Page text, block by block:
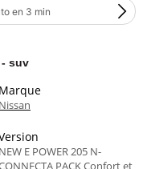
en 3 min
suv
Marque
Nissan
NEW E POWER 205 N-